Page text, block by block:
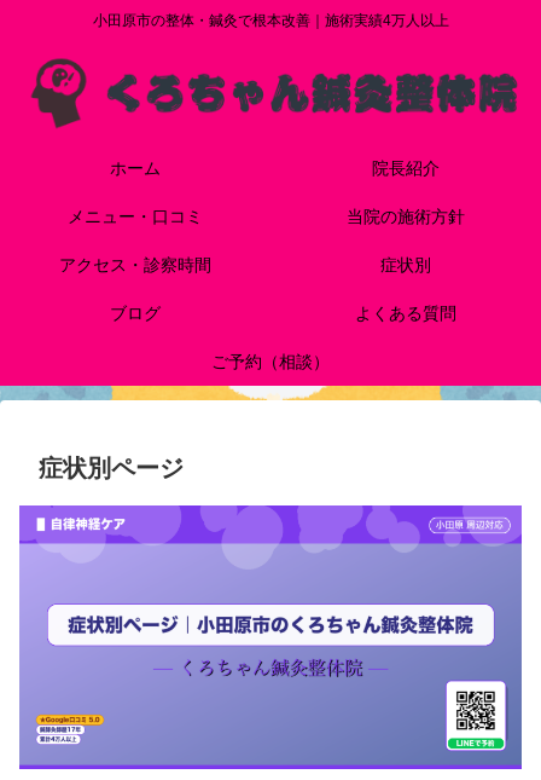
小田原市の整体・鍼灸で根本改善｜施術実績4万人以上
ホーム 院長紹介
メニュー・口コミ 当院の施術方針
アクセス・診察時間 症状別
ブログ よくある質問
ご予約（相談）
症状別ページ